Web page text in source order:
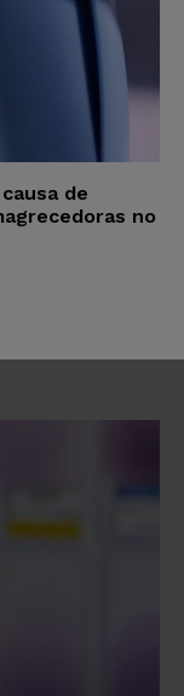
de
no